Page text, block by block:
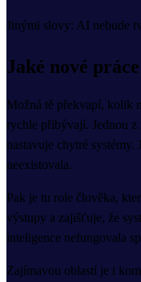
Jinými slovy: AI nebude
Jaké nové
Možná tě překvapí, kolik
rychle přibývají. Jednou
nastavuje chytré systémy.
neexistovala.
Pak je tu role člověka,
výstupy a zajišťuje, že
inteligence nefungovala
Zajímavou oblastí je i